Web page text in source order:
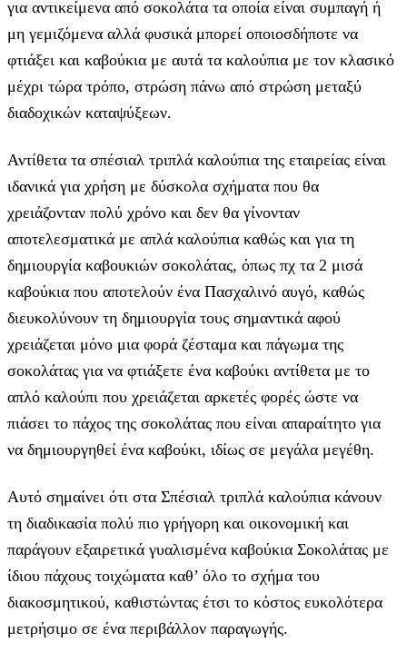
για αντικείμενα από σοκολάτα τα οποία είναι συμπαγή ή
μη γεμιζόμενα αλλά φυσικά μπορεί οποιοσδήποτε να
φτιάξει και καβούκια με αυτά τα καλούπια με τον κλασικό
μέχρι τώρα τρόπο, στρώση πάνω από στρώση μεταξύ
διαδοχικών καταψύξεων.
Αντίθετα τα σπέσιαλ τριπλά καλούπια της εταιρείας είναι
ιδανικά για χρήση με δύσκολα σχήματα που θα
χρειάζονταν πολύ χρόνο και δεν θα γίνονταν
αποτελεσματικά με απλά καλούπια καθώς και για τη
δημιουργία καβουκιών σοκολάτας, όπως πχ τα 2 μισά
καβούκια που αποτελούν ένα Πασχαλινό αυγό, καθώς
διευκολύνουν τη δημιουργία τους σημαντικά αφού
χρειάζεται μόνο μια φορά ζέσταμα και πάγωμα της
σοκολάτας για να φτιάξετε ένα καβούκι αντίθετα με το
απλό καλούπι που χρειάζεται αρκετές φορές ώστε να
πιάσει το πάχος της σοκολάτας που είναι απαραίτητο για
να δημιουργηθεί ένα καβούκι, ιδίως σε μεγάλα μεγέθη.
Αυτό σημαίνει ότι στα Σπέσιαλ τριπλά καλούπια κάνουν
τη διαδικασία πολύ πιο γρήγορη και οικονομική και
παράγουν εξαιρετικά γυαλισμένα καβούκια Σοκολάτας με
ίδιου πάχους τοιχώματα καθ’ όλο το σχήμα του
διακοσμητικού, καθιστώντας έτσι το κόστος ευκολότερα
μετρήσιμο σε ένα περιβάλλον παραγωγής.